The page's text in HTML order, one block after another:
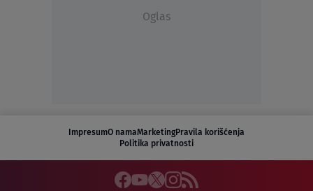
Oglas
ImpresumO namaMarketingPravila korišćenja
Politika privatnosti